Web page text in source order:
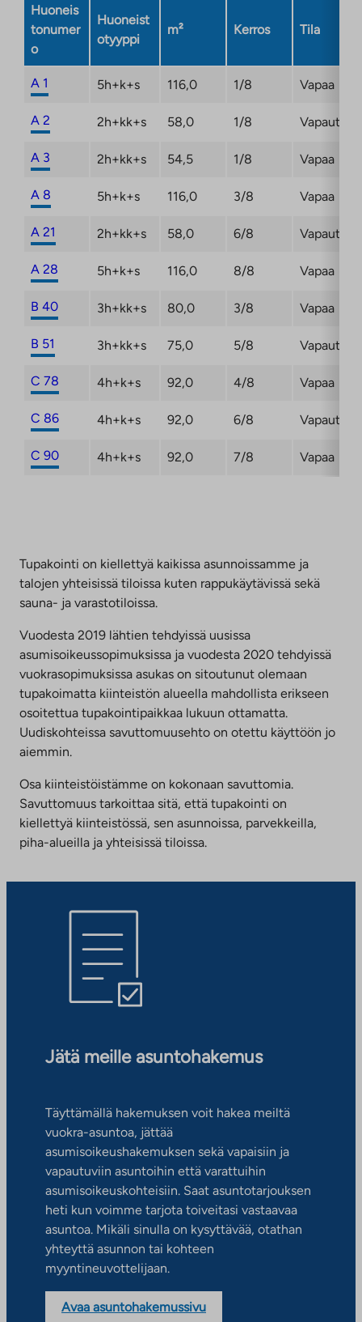
Huoneis
tonumer
o
Huoneist
otyyppi
m² Kerros Tila
A 1 5h+k+s 116,0 1/8 Vapaa
A 2 2h+kk+s 58,0 1/8
A 3 2h+kk+s 54,5 1/8 Vapaa
A 8 5h+k+s 116,0 3/8 Vapaa
A 21 2h+kk+s 58,0 6/8
A 28 5h+k+s 116,0 8/8 Vapaa
B 40 3h+kk+s 80,0 3/8 Vapaa
B 51 3h+kk+s 75,0 5/8
C 78 4h+k+s 92,0 4/8 Vapaa
C 86 4h+k+s 92,0 6/8
C 90 4h+k+s 92,0 7/8 Vapaa
Tupakointi on kiellettyä kaikissa asunnoissamme ja
talojen yhteisissä tiloissa kuten rappukäytävissä sekä
sauna- ja varastotiloissa.
Vuodesta 2019 lähtien tehdyissä uusissa
asumisoikeussopimuksissa ja vuodesta 2020 tehdyissä
vuokrasopimuksissa asukas on sitoutunut olemaan
tupakoimatta kiinteistön alueella mahdollista erikseen
osoitettua tupakointipaikkaa lukuun ottamatta.
Uudiskohteissa savuttomuusehto on otettu käyttöön jo
aiemmin.
Osa kiinteistöistämme on kokonaan savuttomia.
Savuttomuus tarkoittaa sitä, että tupakointi on
kiellettyä kiinteistössä, sen asunnoissa, parvekkeilla,
piha-alueilla ja yhteisissä tiloissa.
Jätä meille asuntohakemus
Täyttämällä hakemuksen voit hakea meiltä
vuokra-asuntoa, jättää
asumisoikeushakemuksen sekä vapaisiin ja
vapautuviin asuntoihin että varattuihin
asumisoikeuskohteisiin. Saat asuntotarjouksen
heti kun voimme tarjota toiveitasi vastaavaa
asuntoa. Mikäli sinulla on kysyttävää, otathan
yhteyttä asunnon tai kohteen
myyntineuvottelijaan.
Avaa asuntohakemussivu